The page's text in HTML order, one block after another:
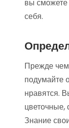
вы
себя.
Прежде чем
подумайте
нравятся.
Знание